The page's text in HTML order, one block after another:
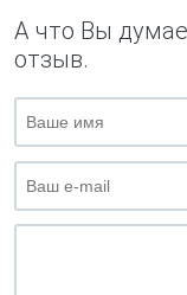
А что Вы
отзыв.